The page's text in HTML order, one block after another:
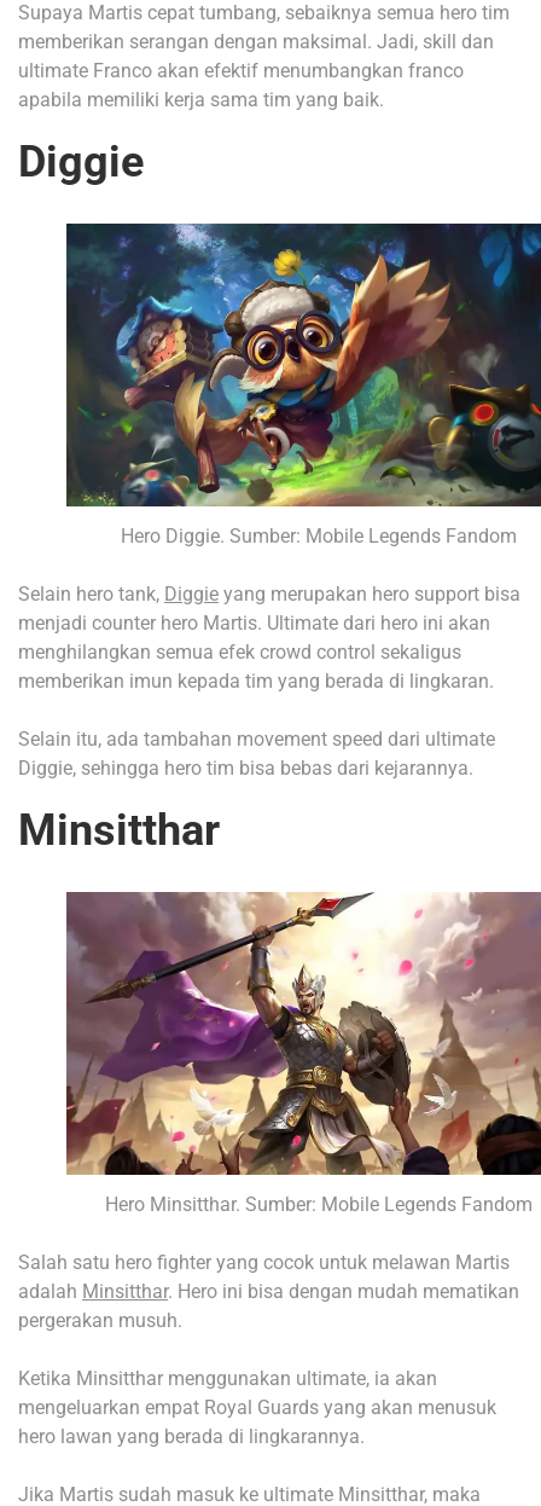
Supaya Martis cepat tumbang, sebaiknya semua hero tim
memberikan serangan dengan maksimal. Jadi, skill dan
ultimate Franco akan efektif menumbangkan franco
apabila memiliki kerja sama tim yang baik.
Diggie
Hero Diggie. Sumber: Mobile Legends Fandom
Selain hero tank, Diggie yang merupakan hero support bisa
menjadi counter hero Martis. Ultimate dari hero ini akan
menghilangkan semua efek crowd control sekaligus
memberikan imun kepada tim yang berada di lingkaran.
Selain itu, ada tambahan movement speed dari ultimate
Diggie, sehingga hero tim bisa bebas dari kejarannya.
Minsitthar
Hero Minsitthar. Sumber: Mobile Legends Fandom
Salah satu hero fighter yang cocok untuk melawan Martis
adalah Minsitthar. Hero ini bisa dengan mudah mematikan
pergerakan musuh.
Ketika Minsitthar menggunakan ultimate, ia akan
mengeluarkan empat Royal Guards yang akan menusuk
hero lawan yang berada di lingkarannya.
Jika Martis sudah masuk ke ultimate Minsitthar, maka